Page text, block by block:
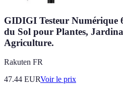
GIDIGI Testeur Numérique
du Sol pour Plantes,
Agriculture.
Rakuten FR
47.44 EURVoir le prix